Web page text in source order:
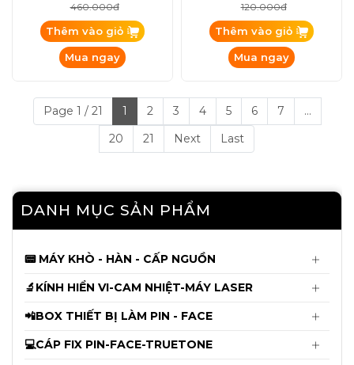
460.000đ
Thêm vào giỏ
Mua ngay
120.000đ
Thêm vào giỏ
Mua ngay
Page 1 / 21 1 2 3 4 5 6 7
...
20
21 Next Last
DANH MỤC SẢN PHẨM
📟 MÁY KHÒ - HÀN - CẤP NGUỒN
🔬KÍNH HIỂN VI-CAM NHIỆT-MÁY LASER
📲BOX THIẾT BỊ LÀM PIN - FACE
💻CÁP FIX PIN-FACE-TRUETONE
Mạch Làm Face Luban L3mini Truyền
Thống và Không khò Hàn: X đến
15PRM ( Kèm Adapter )
480.000đ
490.000đ
Mới
Kính Hiển Vi 3 Mắt YCS Yang Chang
Shun 6558X ( Kèm đèn ) - Chưa Kèm
4.750.000đ
cho V1s-V1se-V1sPro
140.000đ
Cáp làm Face JCID Không Khò Hàn X
đến 12ProMax